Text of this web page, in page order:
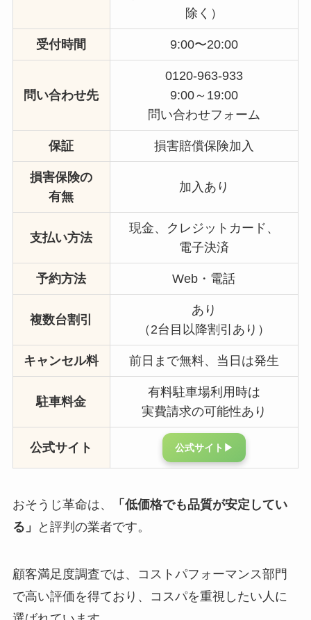
除く）
受付時間 9:00〜20:00
問い合わせ先
0120-963-933
9:00～19:00
問い合わせフォーム
保証 損害賠償保険加入
損害保険の
有無
加入あり
支払い方法
現金、クレジットカード、
電子決済
予約方法 Web・電話
複数台割引
あり
（2台目以降割引あり）
キャンセル料 前日まで無料、当日は発生
駐車料金
有料駐車場利用時は
実費請求の可能性あり
公式サイト 公式サイト▶︎
おそうじ革命は、
「低価格でも品質が安定してい
る」
と評判の業者です。
顧客満足度調査では、コストパフォーマンス部門
で高い評価を得ており、コスパを重視したい人に